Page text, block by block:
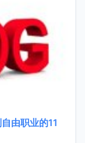
由职业的11